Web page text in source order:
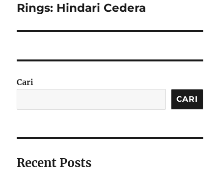
post:
Rings: Hindari Cedera
Cari
CARI
Recent Posts